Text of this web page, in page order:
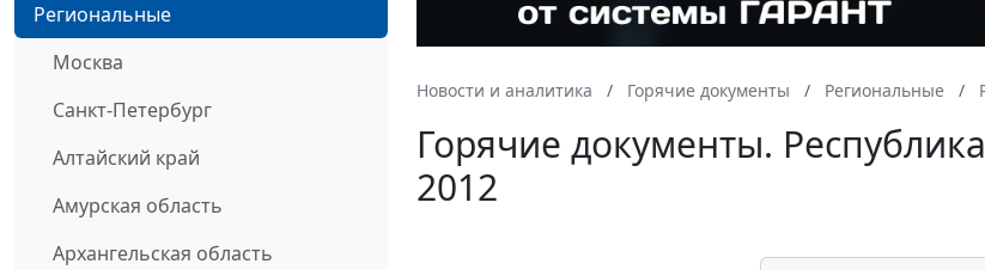
Региональные
Москва
Санкт-Петербург
Алтайский край
Амурская область
Архангельская область
Новости и аналитика Горячие документы Региональные
Горячие документы.
2012